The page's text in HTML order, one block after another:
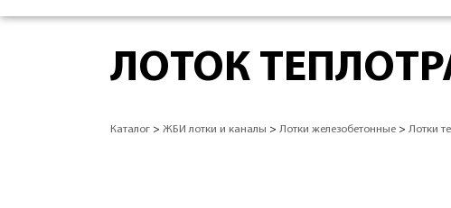
ЛОТОК
Каталог > ЖБИ лотки и каналы > Лотки железобетонные > Лотки